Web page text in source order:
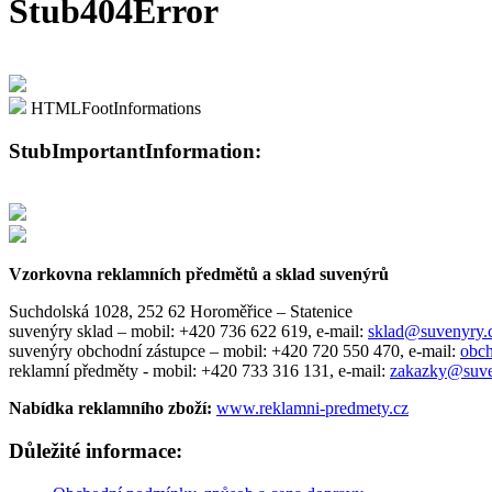
Stub404Error
HTMLFootInformations
StubImportantInformation:
Vzorkovna reklamních předmětů a sklad suvenýrů
Suchdolská 1028, 252 62 Horoměřice – Statenice
suvenýry sklad – mobil: +420 736 622 619, e-mail:
suvenýry obchodní zástupce – mobil: +420 720 550 470, e-mail:
reklamní předměty - mobil: +420 733 316 131, e-mail:
Nabídka reklamního zboží: www.reklamni-predmety.cz
Důležité informace: